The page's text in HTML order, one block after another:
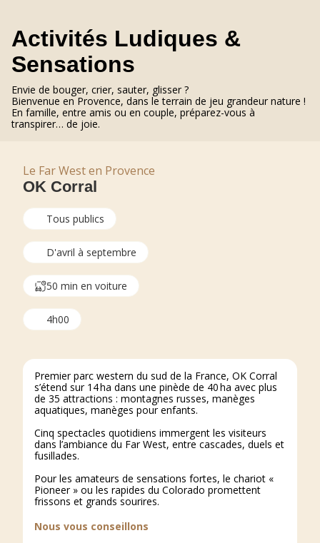
Activités Ludiques &
Sensations
Envie de bouger, crier, sauter, glisser ?
Bienvenue en Provence, dans le terrain de jeu grandeur nature !
En famille, entre amis ou en couple, préparez-vous à
transpirer… de joie.
Le Far West en Provence
OK Corral
Tous publics
D'avril à septembre
50 min en voiture
4h00
Premier parc western du sud de la France, OK Corral
s’étend sur 14 ha dans une pinède de 40 ha avec plus
de 35 attractions : montagnes russes, manèges
aquatiques, manèges pour enfants.
Cinq spectacles quotidiens immergent les visiteurs
dans l’ambiance du Far West, entre cascades, duels et
fusillades.
Pour les amateurs de sensations fortes, le chariot «
Pioneer » ou les rapides du Colorado promettent
frissons et grands sourires.
Nous vous conseillons